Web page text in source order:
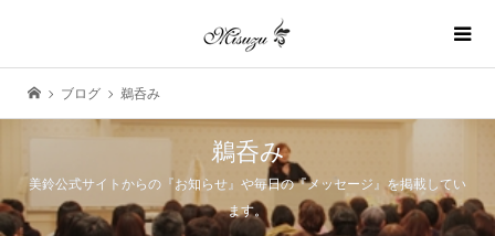
ブログ 鵜呑み
鵜呑み
美鈴公式サイトからの『お知らせ』や毎日の『メッセージ』を掲載してい
ます。